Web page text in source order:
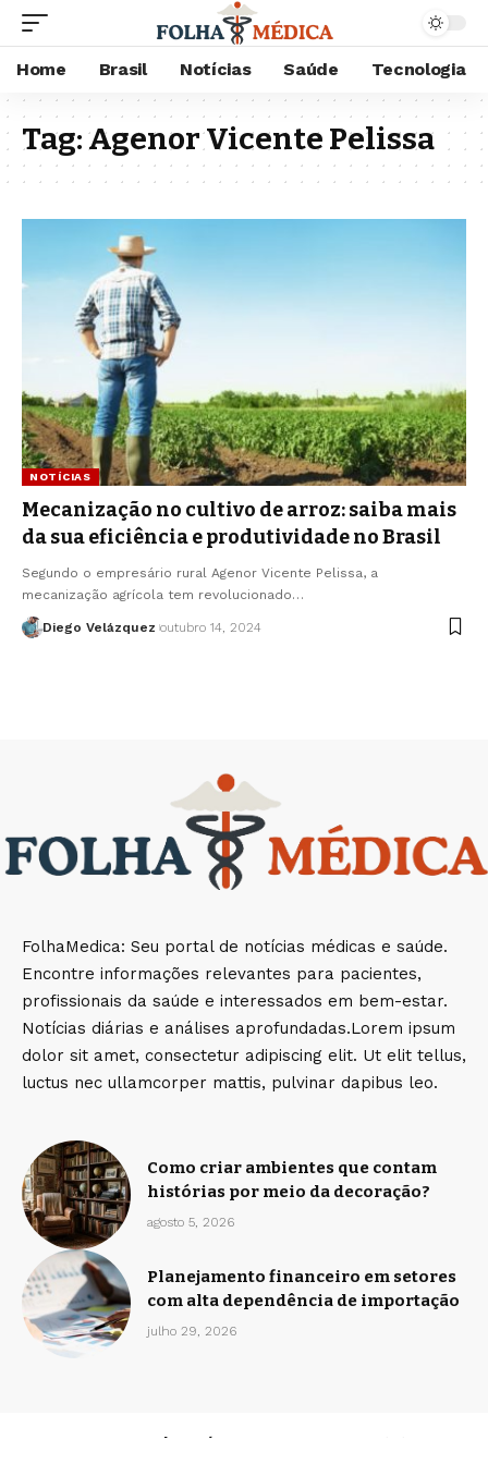
Home Brasil Notícias Saúde Tecnologia
Tag:Agenor Vicente Pelissa
NOTÍCIAS
Mecanização no cultivo de arroz: saiba mais
da sua eficiência e produtividade no Brasil
Segundo o empresário rural Agenor Vicente Pelissa, a
mecanização agrícola tem revolucionado…
Diego Velázquez outubro 14, 2024
FolhaMedica: Seu portal de notícias médicas e saúde.
Encontre informações relevantes para pacientes,
profissionais da saúde e interessados em bem-estar.
Notícias diárias e análises aprofundadas.Lorem ipsum
dolor sit amet, consectetur adipiscing elit. Ut elit tellus,
luctus nec ullamcorper mattis, pulvinar dapibus leo.
Como criar ambientes que contam
histórias por meio da decoração?
agosto 5, 2026
Planejamento financeiro em setores
com alta dependência de importação
julho 29, 2026
Sobre Nós